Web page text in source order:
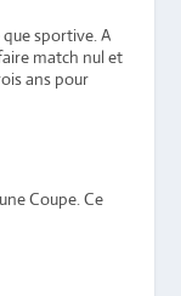
sportive. A
match nul et
ans pour
Coupe. Ce